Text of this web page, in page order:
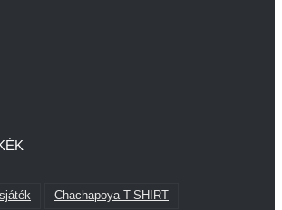
Chachapoya T-SHIRT